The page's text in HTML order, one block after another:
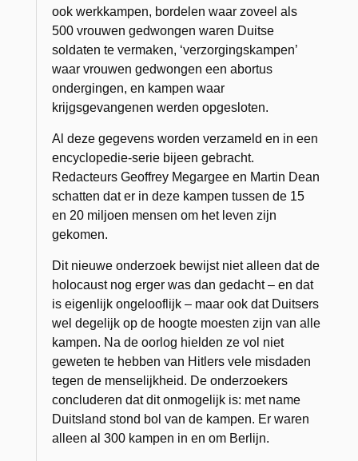
ook werkkampen, bordelen waar zoveel als
500 vrouwen gedwongen waren Duitse
soldaten te vermaken, ‘verzorgingskampen’
waar vrouwen gedwongen een abortus
ondergingen, en kampen waar
krijgsgevangenen werden opgesloten.
Al deze gegevens worden verzameld en in een
encyclopedie-serie bijeen gebracht.
Redacteurs Geoffrey Megargee en Martin Dean
schatten dat er in deze kampen tussen de 15
en 20 miljoen mensen om het leven zijn
gekomen.
Dit nieuwe onderzoek bewijst niet alleen dat de
holocaust nog erger was dan gedacht – en dat
is eigenlijk ongelooflijk – maar ook dat Duitsers
wel degelijk op de hoogte moesten zijn van alle
kampen. Na de oorlog hielden ze vol niet
geweten te hebben van Hitlers vele misdaden
tegen de menselijkheid. De onderzoekers
concluderen dat dit onmogelijk is: met name
Duitsland stond bol van de kampen. Er waren
alleen al 300 kampen in en om Berlijn.